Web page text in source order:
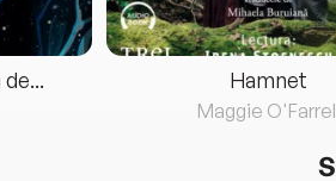
Hamnet
Maggie